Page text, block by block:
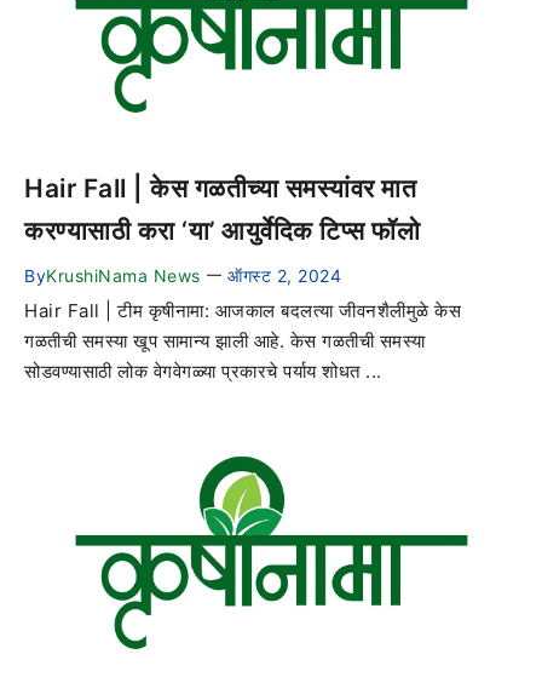
Hair Fall | केस गळतीच्या समस्यांवर मात
करण्यासाठी करा ‘या’ आयुर्वेदिक टिप्स फॉलो
ByKrushiNama News — ऑगस्ट 2, 2024
Hair Fall | टीम कृषीनामा: आजकाल बदलत्या जीवनशैलीमुळे केस
गळतीची समस्या खूप सामान्य झाली आहे. केस गळतीची समस्या
सोडवण्यासाठी लोक वेगवेगळ्या प्रकारचे पर्याय शोधत ...